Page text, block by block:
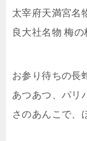
太宰府天満宮名
良大社名物 梅の
お参り待ちの長
あつあつ、パリ
さのあんこで、